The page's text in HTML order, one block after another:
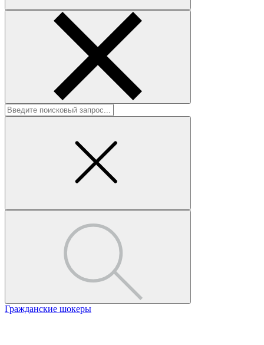
Гражданские шокеры